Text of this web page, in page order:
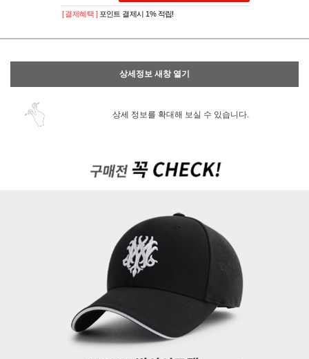
페이코 ID로 페
PAYCO 바로구매
[ 결제혜택 ] 포인트 결제시 1% 적립!
상세정보 새창 열기
상세 정보를 확대해 보실 수 있습니다.